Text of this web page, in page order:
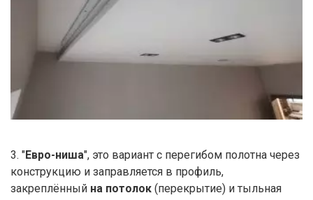
3. "Евро-ниша", это вариант с перегибом полотна через
конструкцию и заправляется в профиль,
закреплённый на потолок (перекрытие) и тыльная